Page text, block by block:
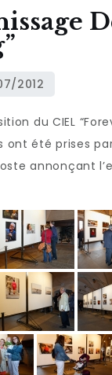
du CIEL
ont été prises
annonçant